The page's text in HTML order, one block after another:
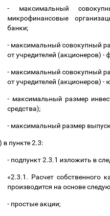
- максимальный
микрофинансовые
банки;
- максимальный совокупный
от учредителей (акционеров) -
- максимальный совокупный
от учредителей (акционеров) -
- максимальный размер
средства);
- максимальный размер
в пункте 2.3:
- подпункт 2.3.1 изложить в
«2.3.1. Расчет собственного
производится на основе
- простые акции;